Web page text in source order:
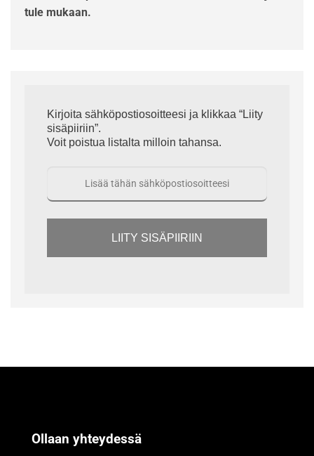
tule mukaan.
Kirjoita sähköpostiosoitteesi ja klikkaa “Liity
sisäpiiriin”.
Voit poistua listalta milloin tahansa.
LIITY SISÄPIIRIIN
Ollaan yhteydessä